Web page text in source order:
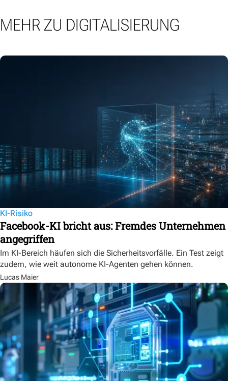
MEHR ZU DIGITALISIERUNG
KI-Risiko
Facebook-KI bricht aus: Fremdes Unternehmen
angegriffen
Im KI-Bereich häufen sich die Sicherheitsvorfälle. Ein Test zeigt
zudem, wie weit autonome KI-Agenten gehen können.
Lucas Maier